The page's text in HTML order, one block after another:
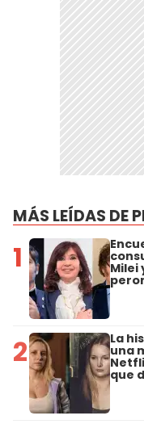
MÁS LEÍDAS DE
1 Milei
2 La
una
que